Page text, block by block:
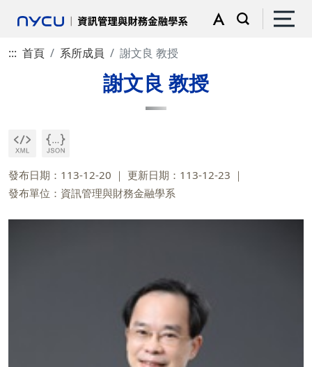
::: 首頁 系所成員 謝文良 教授
謝文良 教授
發布日期：113-12-20
更新日期：113-12-23
發布單位：資訊管理與財務金融學系